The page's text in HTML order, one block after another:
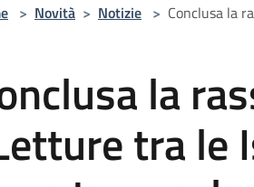
> Novità > Notizie > Conclusa la
la
tra le